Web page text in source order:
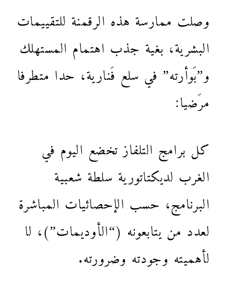
وصلت ممارسة هذه الرقمنة للتقييمات
البشرية، بغية جذب اهتمام المستهلك
و”بَوأرته” في سلع فَنارية، حدا متطرفا
مرَضيا:
كل برامج التلفاز تخضع اليوم في
الغرب لديكتاتورية سلطة شعبية
البرنامج، حسب الإحصائيات المباشرة
لعدد من يتابعونه (“الأوديمات”)، لا
لأهميته وجودته وضرورته.